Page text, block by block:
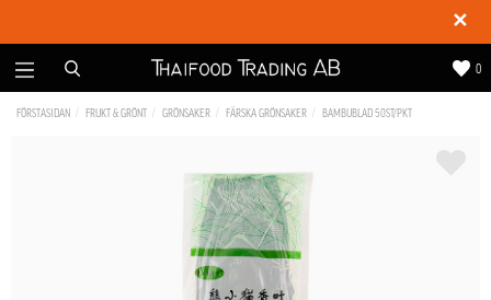
✕
0
FÖRSTASIDAN FRUKT & GRÖNT GRÖNSAKER FÄRSKA GRÖNSAKER BAMBUBLAD 50ST/PKT